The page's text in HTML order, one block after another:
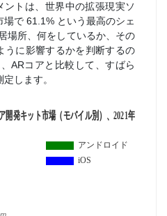
トは、世界中の拡張現実ソ
で 61.1% という最高のシェ
場所、何をしているか、その
うに影響するかを判断するの
ARコアと比較して、すばら
します。